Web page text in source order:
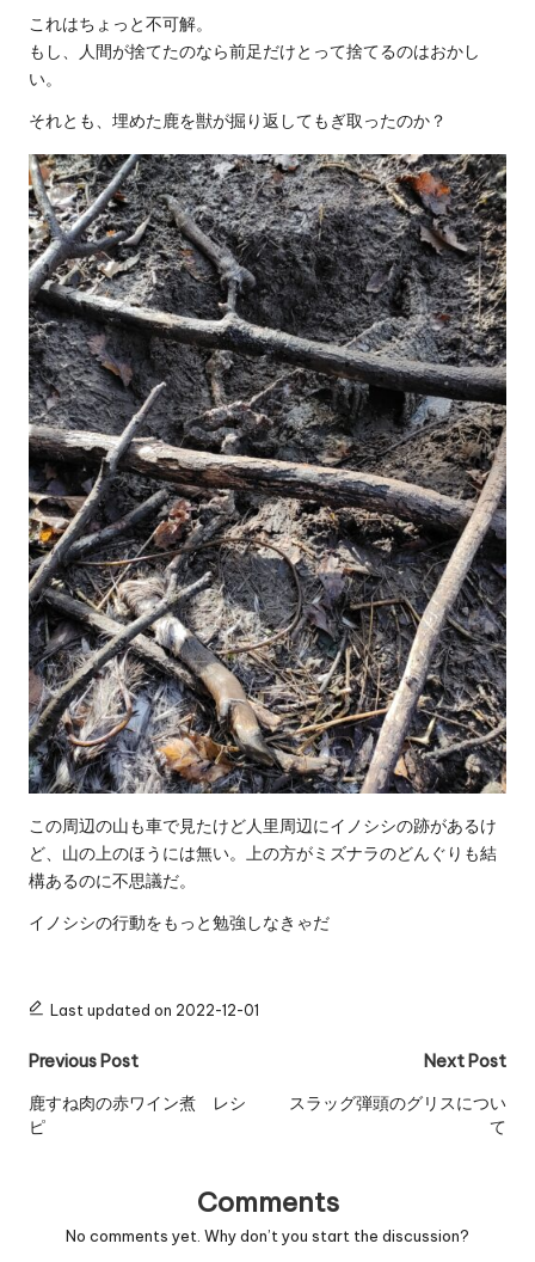
これはちょっと不可解。
もし、人間が捨てたのなら前足だけとって捨てるのはおかし
い。
それとも、埋めた鹿を獣が掘り返してもぎ取ったのか？
この周辺の山も車で見たけど人里周辺にイノシシの跡があるけ
ど、山の上のほうには無い。上の方がミズナラのどんぐりも結
構あるのに不思議だ。
イノシシの行動をもっと勉強しなきゃだ
Last updated on 2022-12-01
Post
navigation
Previous Post
鹿すね肉の赤ワイン煮 レシ
ピ
Next Post
スラッグ弾頭のグリスについ
て
Comments
No comments yet. Why don’t you start the discussion?